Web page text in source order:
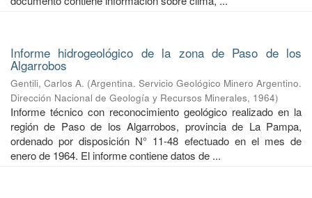
Informe hidrogeológico de la zona de Paso de los
Algarrobos
Gentili, Carlos A. (Argentina. Servicio Geológico Minero Argentino.
Dirección Nacional de Geología y Recursos Minerales, 1964)
Informe técnico con reconocimiento geológico realizado en la
región de Paso de los Algarrobos, provincia de La Pampa,
ordenado por disposición N° 11-48 efectuado en el mes de
enero de 1964. El informe contiene datos de ...